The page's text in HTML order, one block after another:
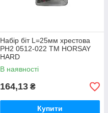
Набір біт L=25мм хрестова
PH2 0512-022 ТМ HORSAY
HARD
В наявності
164,13 ₴
Купити